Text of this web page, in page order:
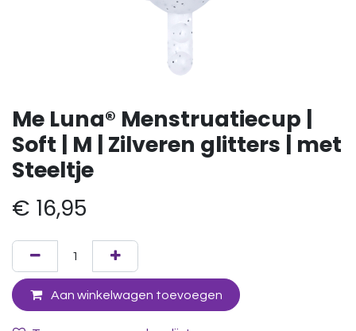
Me Luna® Menstruatiecup |
Soft | M | Zilveren glitters | met
Steeltje
€ 16,95
Aan winkelwagen toevoegen